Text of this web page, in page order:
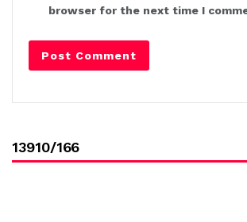
browser for the next time I
13910/166